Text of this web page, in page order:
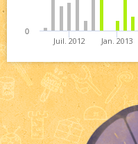
Juil. 2012 Jan. 2013
0